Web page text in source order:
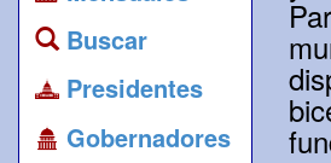
Buscar
Presidentes
Gobernadores